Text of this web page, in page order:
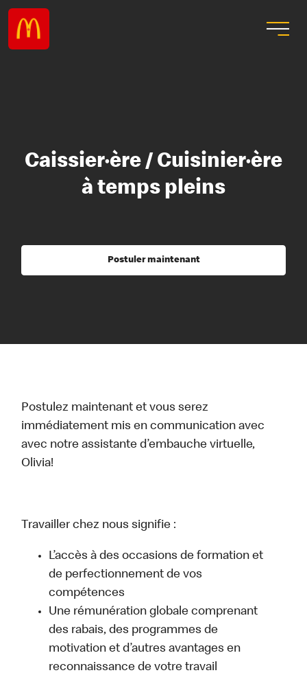
Caissier·ère / Cuisinier·ère
à temps pleins
Postuler maintenant
Postulez maintenant et vous serez
immédiatement mis en communication avec
avec notre assistante d’embauche virtuelle,
Olivia!
Travailler chez nous signifie :
L’accès à des occasions de formation et
de perfectionnement de vos
compétences
Une rémunération globale comprenant
des rabais, des programmes de
motivation et d’autres avantages en
reconnaissance de votre travail